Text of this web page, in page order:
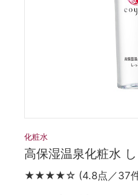
化粧水
高保湿温泉化粧水
★★★★☆ (4.8点／37